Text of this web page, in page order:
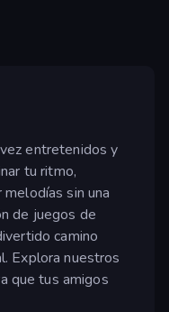
entretenidos y
tu ritmo,
sin una
de juegos de
camino
Explora nuestros
que tus amigos